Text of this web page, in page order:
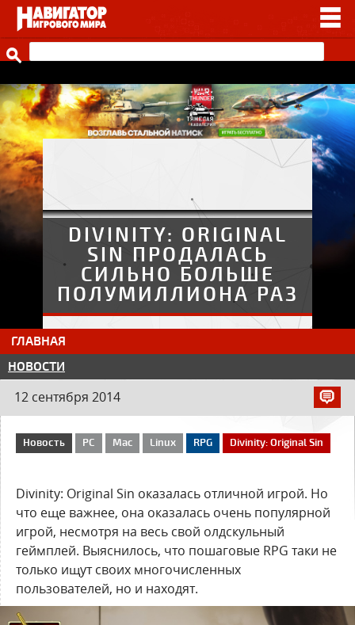
ВИДЕО
СТАТЬИ
ИГРЫ
ПРОЧЕЕ
ИГРЫ ОТ НАШИХ
DIVINITY: ORIGINAL
SIN ПРОДАЛАСЬ
СИЛЬНО БОЛЬШЕ
ПОЛУМИЛЛИОНА РАЗ
ГЛАВНАЯ
НОВОСТИ
12 сентября 2014
Новость PC Mac Linux RPG Divinity: Original Sin
Divinity: Original Sin оказалась отличной игрой. Но
что еще важнее, она оказалась очень популярной
игрой, несмотря на весь свой олдскульный
геймплей. Выяснилось, что пошаговые RPG таки не
только ищут своих многочисленных
пользователей, но и находят.